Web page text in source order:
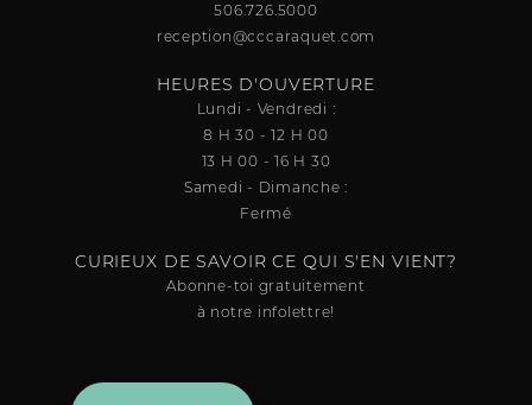
506.726.5000
reception@cccaraquet.com
HEURES D'OUVERTURE
Lundi - Vendredi :
8 H 30 - 12 H 00
13 H 00 - 16 H 30
Samedi - Dimanche :
Fermé
CURIEUX DE SAVOIR CE QUI S'EN VIENT?
Abonne-toi gratuitement
à notre infolettre!